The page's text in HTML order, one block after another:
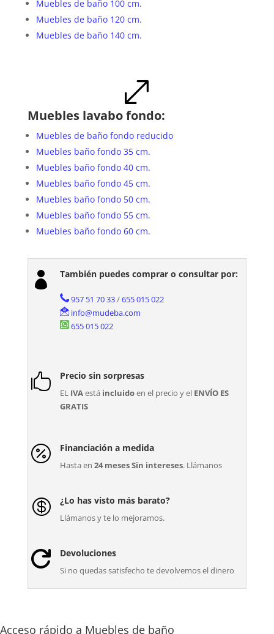
Muebles de baño 100 cm.
Muebles de baño 120 cm.
Muebles de baño 140 cm.
.
Muebles lavabo fondo:
Muebles de baño fondo reducido
Muebles baño fondo 35 cm.
Muebles baño fondo 40 cm.
Muebles baño fondo 45 cm.
Muebles baño fondo 50 cm.
Muebles baño fondo 55 cm.
Muebles baño fondo 60 cm.
 También puedes comprar o consultar por:
957 51 70 33/655 015 022
info@mudeba.com
655 015 022
 Precio sin sorpresas
EL IVAestá incluidoen el precio y el ENVÍO ES
GRATIS
 Financiación a medida
Hasta en 24 meses Sin intereses. Llámanos
 ¿Lo has visto más barato?
Llámanos y te lo mejoramos.
 Devoluciones
Si no quedas satisfecho te devolvemos el dinero
Acceso rápido a Muebles de baño